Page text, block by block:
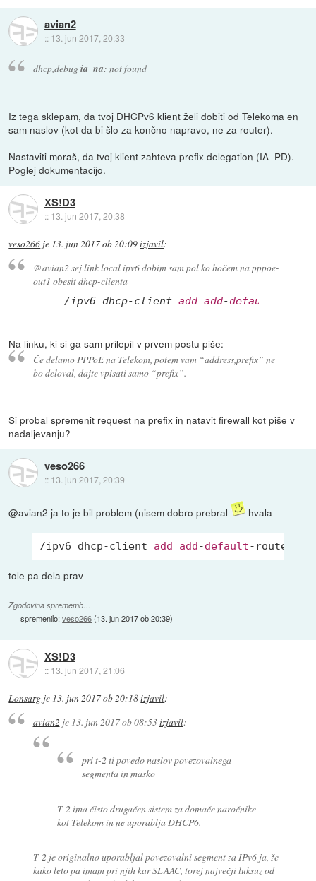
avian2
:: 13. jun 2017, 20:33
dhcp,debugia_na: not found
Iz tega sklepam, da tvoj DHCPv6 klient želi dobiti od Telekoma en
sam naslov (kot da bi šlo za končno napravo, ne za router).
Nastaviti moraš, da tvoj klient zahteva prefix delegation (IA_PD).
Poglej dokumentacijo.
XS!D3
:: 13. jun 2017, 20:38
veso266 je 13. jun 2017 ob 20:09izjavil:
@avian2 sej link local ipv6 dobim sam pol ko hočem na pppoe-
out1 obesit dhcp-clienta
/ipv6 dhcp-client add add-default
Na linku, ki si ga sam prilepil v prvem postu piše:
Če delamo PPPoE na Telekom, potem vam “address,prefix” ne
bo deloval, dajte vpisati samo “prefix”.
Si probal spremenit request na prefix in natavit firewall kot piše v
nadaljevanju?
veso266
:: 13. jun 2017, 20:39
@avian2 ja to je bil problem (nisem dobro prebral hvala
/ipv6 dhcp-client add add -default-
tole pa dela prav
Zgodovina sprememb…
spremenilo:veso266(13. jun 2017 ob 20:39)
XS!D3
:: 13. jun 2017, 21:06
Lonsarg je 13. jun 2017 ob 20:18izjavil:
avian2je 13. jun 2017 ob 08:53izjavil:
pri t-2 ti povedo naslov povezovalnega
segmenta in masko
T-2 ima čisto drugačen sistem za domače naročnike
kot Telekom in ne uporablja DHCP6.
T-2 je originalno uporabljal povezovalni segment za IPv6 ja, že
kako leto pa imam pri njih kar SLAAC, torej največji luksuz od